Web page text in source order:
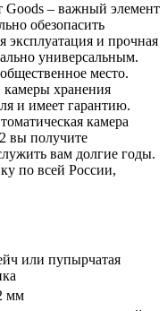
Goods – важный элемент
обезопасить
эксплуатация и прочная
универсальным.
место.
камеры хранения
и имеет гарантию.
камера
вы получите
вам долгие годы.
по всей России,
или пупырчатая
мм